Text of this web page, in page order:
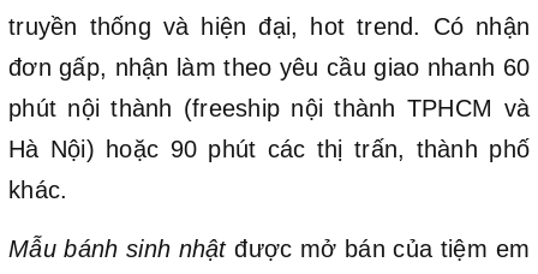
truyền thống và hiện đại, hot trend. Có nhận
đơn gấp, nhận làm theo yêu cầu giao nhanh 60
phút nội thành (freeship nội thành TPHCM và
Hà Nội) hoặc 90 phút các thị trấn, thành phố
khác.
Mẫu bánh sinh nhậtđược mở bán của tiệm em